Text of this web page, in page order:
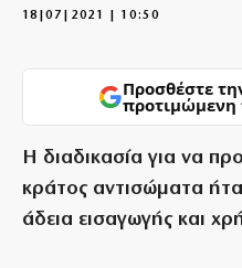
18|07|2021 | 10:50
Προσθέστε
προτιμώμενη
Η διαδικασία για να
κράτος αντισώματα
άδεια εισαγωγής και